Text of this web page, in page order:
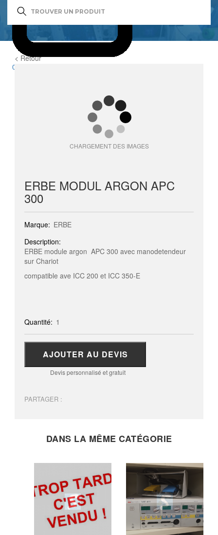
0
< Retour
CHARGEMENT DES IMAGES
ERBE MODUL ARGON APC
300
Marque: ERBE
Description:
ERBE module argon APC 300 avec manodetendeur
sur Chariot
compatible ave ICC 200 et ICC 350-E
Quantité: 1
AJOUTER AU DEVIS
Devis personnalisé et gratuit
PARTAGER :
DANS LA MÊME CATÉGORIE